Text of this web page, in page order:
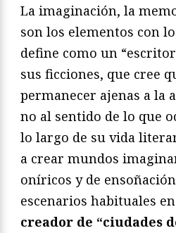
La imaginación, la
son los elementos con
define como un
sus ficciones, que cree
permanecer ajenas a la
no al sentido de lo que
lo largo de su vida
a crear mundos
oníricos y de
escenarios habituales
creador de “ciudades